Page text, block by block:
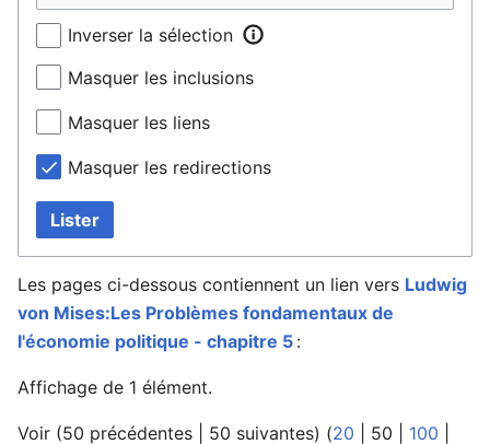
Inverser la sélection
Masquer les inclusions
Masquer les liens
Masquer les redirections
Lister
Les pages ci-dessous contiennent un lien vers Ludwig
von Mises:Les Problèmes fondamentaux de
l'économie politique - chapitre 5 :
Affichage de 1 élément.
Voir (50 précédentes 50 suivantes) (20 50 100